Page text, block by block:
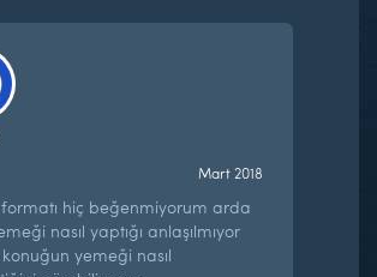
Mart 2018
hiç beğenmiyorum arda
nasıl yaptığı anlaşılmıyor
yemeği nasıl